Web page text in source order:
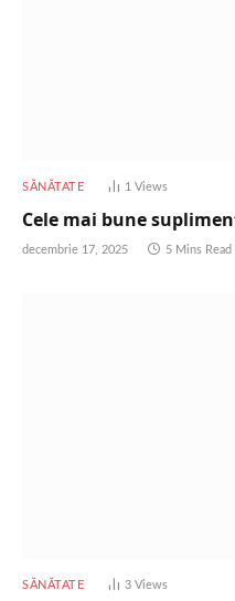
SĂNĂTATE 1Views
Cele mai bune
decembrie 17, 2025 5 Mins Read
SĂNĂTATE 3Views